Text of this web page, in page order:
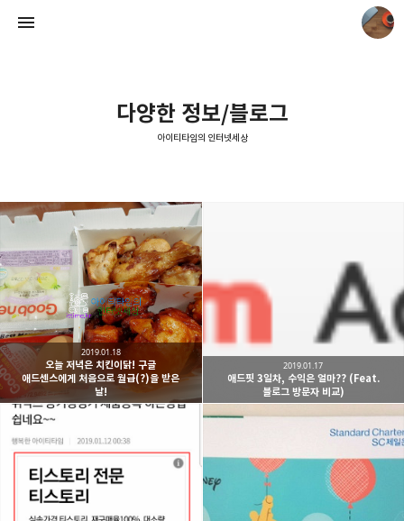
다양한 정보/블로그
아이티타임의 인터넷세상
오늘 저녁은 치킨이닭! 구글
애드센스에게 처음으로 월급(?)을 받은
날!
2019.01.18
애드핏 3일차, 수익은 얼마?? (Feat.
블로그 방문자 비교)
2019.01.17
아이티타임의 인터넷세상